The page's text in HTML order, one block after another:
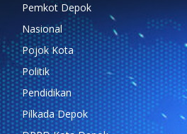
Pemkot Depok
Nasional
Pojok Kota
Politik
Pendidikan
Pilkada Depok